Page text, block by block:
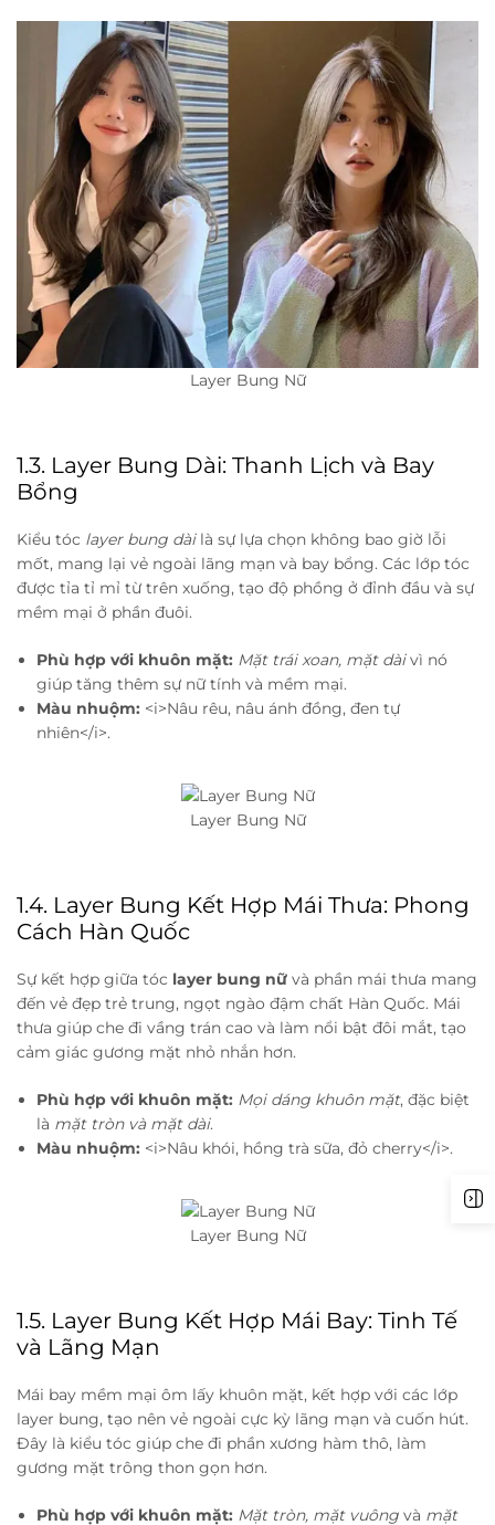
Layer Bung Nữ
1.3. Layer Bung Dài: Thanh Lịch và Bay
Bổng
Kiểu tóc layer bung dàilà sự lựa chọn không bao giờ lỗi
mốt, mang lại vẻ ngoài lãng mạn và bay bổng. Các lớp tóc
được tỉa tỉ mỉ từ trên xuống, tạo độ phồng ở đỉnh đầu và sự
mềm mại ở phần đuôi.
Phù hợp với khuôn mặt: Mặt trái xoan, mặt dàivì nó
giúp tăng thêm sự nữ tính và mềm mại.
Màu nhuộm: <i>Nâu rêu, nâu ánh đồng, đen tự
nhiên</i>.
Layer Bung Nữ
1.4. Layer Bung Kết Hợp Mái Thưa: Phong
Cách Hàn Quốc
Sự kết hợp giữa tóc layer bung nữ và phần mái thưa mang
đến vẻ đẹp trẻ trung, ngọt ngào đậm chất Hàn Quốc. Mái
thưa giúp che đi vầng trán cao và làm nổi bật đôi mắt, tạo
cảm giác gương mặt nhỏ nhắn hơn.
Phù hợp với khuôn mặt: Mọi dáng khuôn mặt, đặc biệt
là mặt tròn và mặt dài.
Màu nhuộm: <i>Nâu khói, hồng trà sữa, đỏ cherry</i>.
Layer Bung Nữ
1.5. Layer Bung Kết Hợp Mái Bay: Tinh Tế
và Lãng Mạn
Mái bay mềm mại ôm lấy khuôn mặt, kết hợp với các lớp
layer bung, tạo nên vẻ ngoài cực kỳ lãng mạn và cuốn hút.
Đây là kiểu tóc giúp che đi phần xương hàm thô, làm
gương mặt trông thon gọn hơn.
Phù hợp với khuôn mặt: Mặt tròn, mặt vuông và mặt